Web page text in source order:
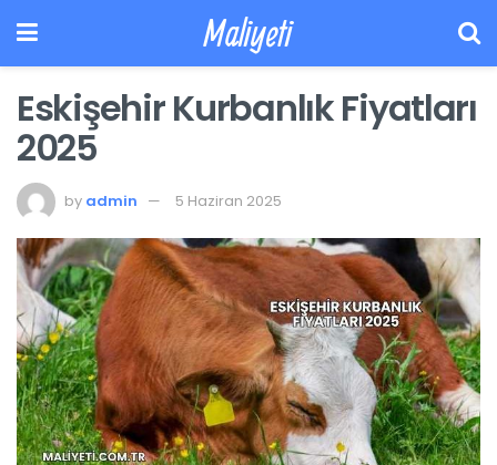
Maliyeti
Eskişehir Kurbanlık Fiyatları
2025
by admin 5 Haziran 2025